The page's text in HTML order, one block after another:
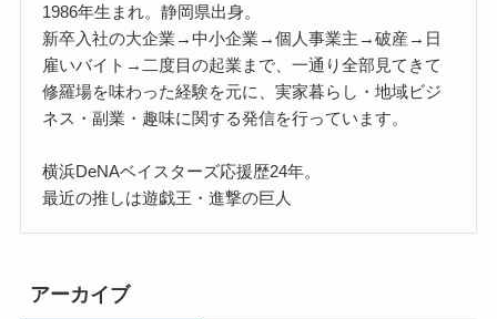
1986年生まれ。静岡県出身。
新卒入社の大企業→中小企業→個人事業主→破産→日
雇いバイト→二度目の起業まで、一通り全部見てきて
修羅場を味わった経験を元に、実家暮らし・地域ビジ
ネス・副業・趣味に関する発信を行っています。
横浜DeNAベイスターズ応援歴24年。
最近の推しは遊戯王・進撃の巨人
アーカイブ